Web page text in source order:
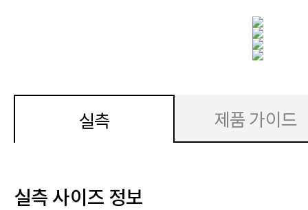
실측 제품 가이드
실측 사이즈 정보